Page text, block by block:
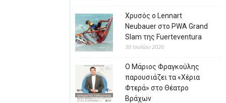
Χρυσός ο Lennart
Neubauer στο PWA Grand
Slam της Fuerteventura
30 Ιουλίου 2026
Ο Μάριος Φραγκούλης
παρουσιάζει τα «Χέρια
Φτερά» στο Θέατρο
Βράχων